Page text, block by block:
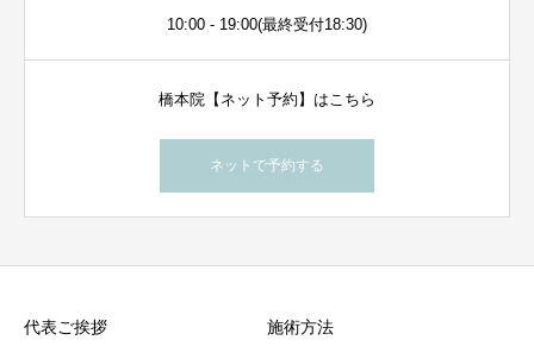
10:00 - 19:00(最終受付18:30)
橋本院【ネット予約】はこちら
ネットで予約する
代表ご挨拶 施術方法